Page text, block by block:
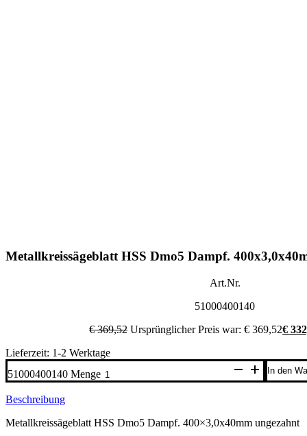
Metallkreissägeblatt HSS Dmo5 Dampf.
Art.Nr.
51000400140
€369,52 Ursprünglicher Preis war: € 369,52€
Lieferzeit: 1-2 Werktage
51000400140 Menge
In den
Beschreibung
Metallkreissägeblatt HSS Dmo5 Dampf. 400×3,0x40mm ungezahnt